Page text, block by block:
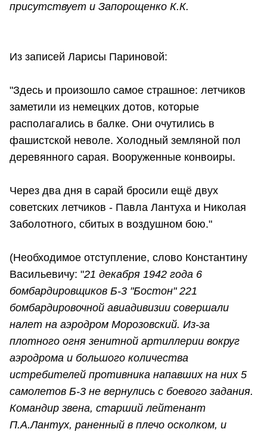
присутствует и Запорощенко К.К.
Из записей Ларисы Париновой:
"Здесь и произошло самое страшное: летчиков
заметили из немецких дотов, которые
располагались в балке. Они очутились в
фашистской неволе. Холодный земляной пол
деревянного сарая. Вооруженные конвоиры.
Через два дня в сарай бросили ещё двух
советских летчиков - Павла Лантуха и Николая
Заболотного, сбитых в воздушном бою."
(Необходимое отступление, слово Константину
Васильевичу: "21 декабря 1942 года 6
бомбардировщиков Б-3 "Бостон" 221
бомбардировочной авиадивизии совершали
налет на аэродром Морозовский. Из-за
плотного огня зенитной артиллерии вокруг
аэродрома и большого количества
истребителей противника напавших на них 5
самолетов Б-3 не вернулись с боевого задания.
Командир звена, старший лейтенант
П.А.Лантух, раненный в плечо осколком, и